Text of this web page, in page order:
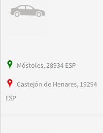
Móstoles, 28934 ESP
Castejón de Henares, 19294
ESP